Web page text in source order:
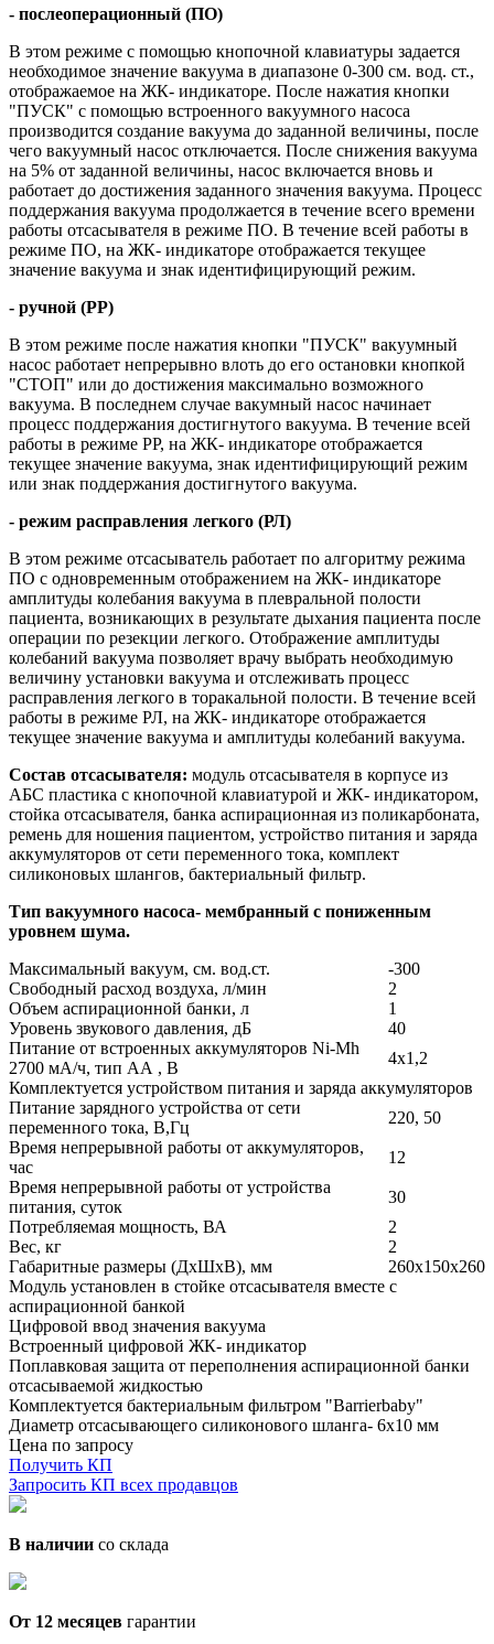
- послеоперационный (ПО)
В этом режиме с помощью кнопочной клавиатуры задается
необходимое значение вакуума в диапазоне 0-300 см. вод. ст.,
отображаемое на ЖК- индикаторе. После нажатия кнопки
"ПУСК" с помощью встроенного вакуумного насоса
производится создание вакуума до заданной величины, после
чего вакуумный насос отключается. После снижения вакуума
на 5% от заданной величины, насос включается вновь и
работает до достижения заданного значения вакуума. Процесс
поддержания вакуума продолжается в течение всего времени
работы отсасывателя в режиме ПО. В течение всей работы в
режиме ПО, на ЖК- индикаторе отображается текущее
значение вакуума и знак идентифицирующий режим.
- ручной (РР)
В этом режиме после нажатия кнопки "ПУСК" вакуумный
насос работает непрерывно влоть до его остановки кнопкой
"СТОП" или до достижения максимально возможного
вакуума. В последнем случае вакумный насос начинает
процесс поддержания достигнутого вакуума. В течение всей
работы в режиме РР, на ЖК- индикаторе отображается
текущее значение вакуума, знак идентифицирующий режим
или знак поддержания достигнутого вакуума.
- режим расправления легкого (РЛ)
В этом режиме отсасыватель работает по алгоритму режима
ПО с одновременным отображением на ЖК- индикаторе
амплитуды колебания вакуума в плевральной полости
пациента, возникающих в результате дыхания пациента после
операции по резекции легкого. Отображение амплитуды
колебаний вакуума позволяет врачу выбрать необходимую
величину установки вакуума и отслеживать процесс
расправления легкого в торакальной полости. В течение всей
работы в режиме РЛ, на ЖК- индикаторе отображается
текущее значение вакуума и амплитуды колебаний вакуума.
Состав отсасывателя: модуль отсасывателя в корпусе из
АБС пластика с кнопочной клавиатурой и ЖК- индикатором,
стойка отсасывателя, банка аспирационная из поликарбоната,
ремень для ношения пациентом, устройство питания и заряда
аккумуляторов от сети переменного тока, комплект
силиконовых шлангов, бактериальный фильтр.
Тип вакуумного насоса- мембранный с пониженным
уровнем шума.
Максимальный вакуум, см. вод.ст.
-300
Свободный расход воздуха, л/мин
2
Объем аспирационной банки, л
1
Уровень звукового давления, дБ
40
Питание от встроенных аккумуляторов Ni-Mh
2700 мА/ч, тип АА , В
4х1,2
Комплектуется устройством питания и заряда аккумуляторов
Питание зарядного устройства от сети
переменного тока, В,Гц
220, 50
Время непрерывной работы от аккумуляторов,
час
12
Время непрерывной работы от устройства
питания, суток
30
Потребляемая мощность, ВА
2
Вес, кг
2
Габаритные размеры (ДхШхВ), мм
260х150х260
Модуль установлен в стойке отсасывателя вместе с
аспирационной банкой
Цифровой ввод значения вакуума
Встроенный цифровой ЖК- индикатор
Поплавковая защита от переполнения аспирационной банки
отсасываемой жидкостью
Комплектуется бактериальным фильтром "Barrierbaby"
Диаметр отсасывающего силиконового шланга- 6х10 мм
Цена по запросу
Получить КП
Запросить КП всех продавцов
В наличии со склада
От 12 месяцев гарантии